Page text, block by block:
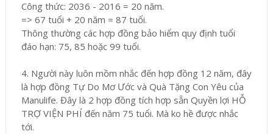
Công thức: 2036 - 2016 = 20 năm.
=> 67 tuổi + 20 năm = 87 tuổi.
Thông thường các hợp đồng bảo hiểm quy định tuổi
đáo hạn: 75, 85 hoặc 99 tuổi.
4. Người này luôn mồm nhắc đến hợp đồng 12 năm, đây
là hợp đồng Tự Do Mơ Ước và Quà Tặng Con Yêu của
Manulife. Đây là 2 hợp đồng tích hợp sẵn Quyền lợi HỖ
TRỢ VIỆN PHÍ đến năm 75 tuổi. Mà ko hề được nhắc
tới.